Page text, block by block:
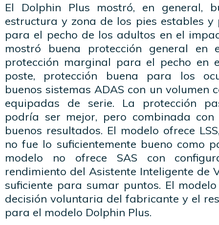
El Dolphin Plus mostró, en general,
estructura y zona de los pies estables y
para el pecho de los adultos en el
mostró buena protección general
protección marginal para el pecho en
poste, protección buena para los
buenos sistemas ADAS con un volumen
equipadas de serie. La protección
podría ser mejor, pero combinada
buenos resultados. El modelo ofrece
no fue lo suficientemente bueno como
modelo no ofrece SAS con
rendimiento del Asistente Inteligente de
suficiente para sumar puntos. El
decisión voluntaria del fabricante y el
para el modelo Dolphin Plus.